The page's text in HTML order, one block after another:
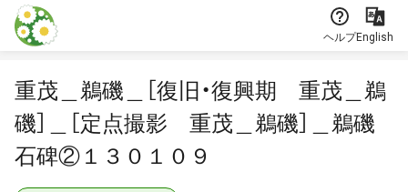
本文に飛ぶ
ヘルプEnglish
重茂＿鵜磯＿［復旧・復興期 重茂＿鵜
磯］＿［定点撮影 重茂＿鵜磯］＿鵜磯
石碑②１３０１０９